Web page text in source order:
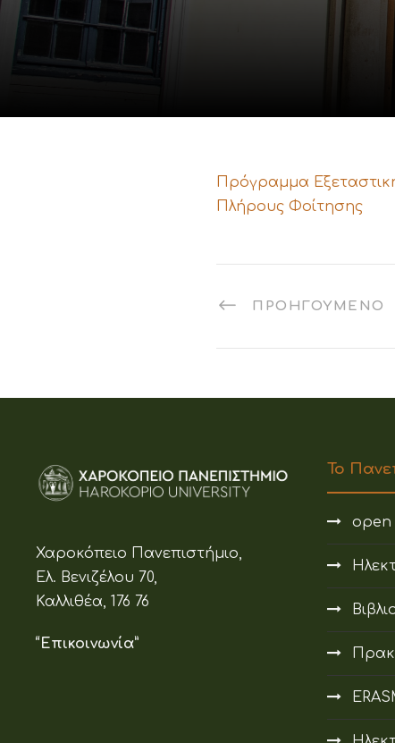
Πρόγραμμα
Πλήρους Φοίτησης
ΠΡΟΗΓΟΎΜΕΝΟ
Χαροκόπειο Πανεπιστήμιο,
Ελ. Βενιζέλου 70,
Καλλιθέα, 176 76
“Επικοινωνία”
Το
open